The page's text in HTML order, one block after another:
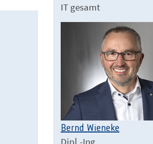
IT gesamt
Bernd Wieneke
Dipl.-Ing.